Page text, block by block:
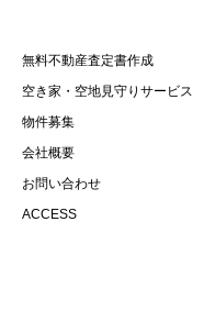
無料不動産査定書作成
空き家・空地見守りサービス
物件募集
会社概要
お問い合わせ
ACCESS